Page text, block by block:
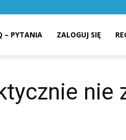
– PYTANIA ZALOGUJ SIĘ
nie